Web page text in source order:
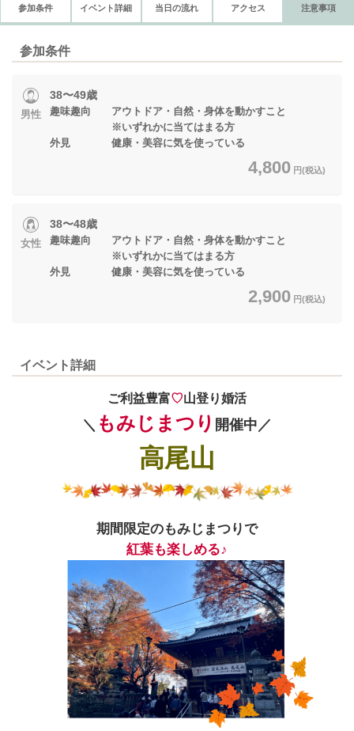
参加条件 イベント詳細 当日の流れ アクセス 注意事項
参加条件
男性
38〜49歳
趣味趣向 アウトドア・自然・身体を動かすこと
※いずれかに当てはまる方
外見 健康・美容に気を使っている
4,800 円(税込)
女性
38〜48歳
趣味趣向 アウトドア・自然・身体を動かすこと
※いずれかに当てはまる方
外見 健康・美容に気を使っている
2,900 円(税込)
イベント詳細
ご利益豊富♡山登り婚活
＼ もみじまつり 開催中／
高尾山
期間限定のもみじまつりで
紅葉も楽しめる♪